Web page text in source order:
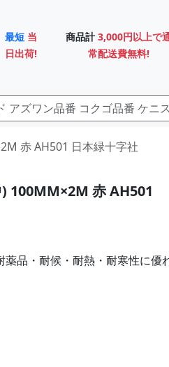
最短 当
日出荷!
商品計 3,000円以上で
常配送費無料!
赤 AH501 日本緑十字社
100MM×2M 赤 AH501
品・耐候・耐熱・耐寒性に優